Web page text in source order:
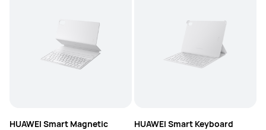
HUAWEI Smart Magnetic
HUAWEI Smart Keyboard